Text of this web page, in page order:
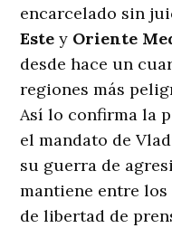
encarcelado sin
Este y Oriente
desde hace un
regiones más
Así lo confirma la
el mandato de
su guerra de
mantiene entre
de libertad de